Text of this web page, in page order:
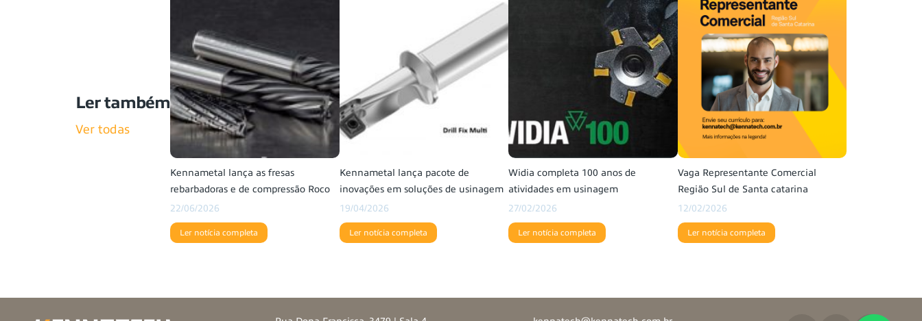
Ler também
Ver todas
Kennametal lança as fresas
rebarbadoras e de compressão Roco
22/06/2026
Ler notícia completa
Kennametal lança pacote de
inovações em soluções de usinagem
19/04/2026
Ler notícia completa
Widia completa 100 anos de
atividades em usinagem
27/02/2026
Ler notícia completa
Vaga Representante Comercial
Região Sul de Santa catarina
12/02/2026
Ler notícia completa